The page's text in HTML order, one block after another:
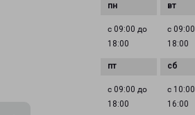
с 09:00 до
18:00
с
18:00
с 09:00 до
18:00
с
16:00